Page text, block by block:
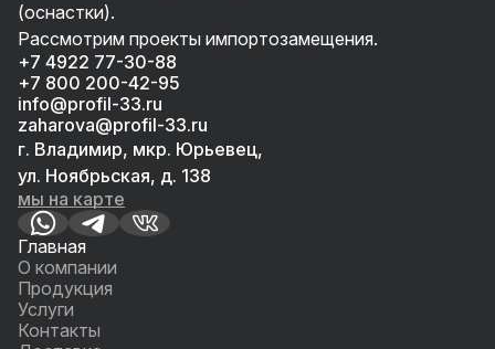
(оснастки).
Рассмотрим проекты импортозамещения.
+7 4922 77-30-88
+7 800 200-42-95
info@profil-33.ru
zaharova@profil-33.ru
г. Владимир, мкр. Юрьевец,
ул. Ноябрьская, д. 138
мы на карте
Главная
О компании
Продукция
Услуги
Контакты